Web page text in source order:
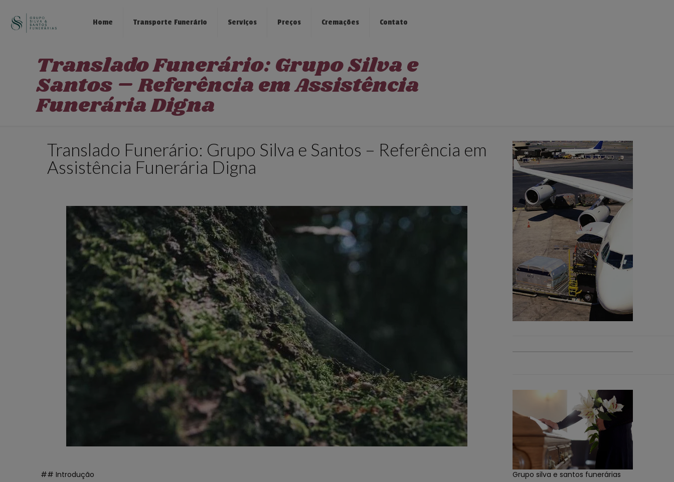
Home Transporte Funerário Serviços Preços Cremações Contato
Translado Funerário: Grupo Silva e
Santos – Referência em Assistência
Funerária Digna
Translado Funerário: Grupo Silva e Santos – Referência em
Assistência Funerária Digna
## Introdução
Grupo silva e santos funerárias